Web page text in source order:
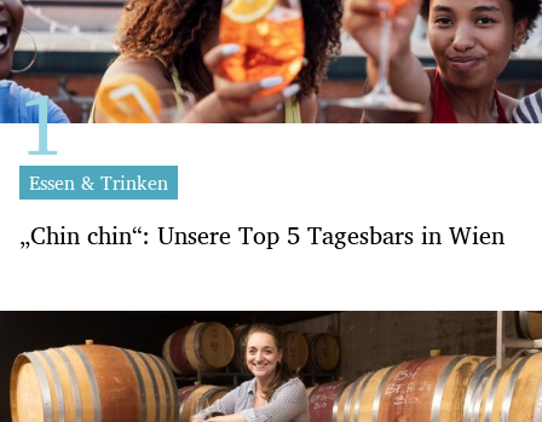
Essen & Trinken
„Chin chin“: Unsere Top 5 Tagesbars in Wien